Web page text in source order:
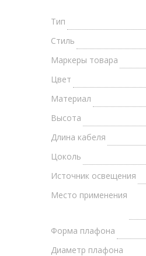
Тип
Стиль
Маркеры товара
Цвет
Материал
Высота
Длина кабеля
Цоколь
Источник освещения
Место применения
Форма плафона
Диаметр плафона